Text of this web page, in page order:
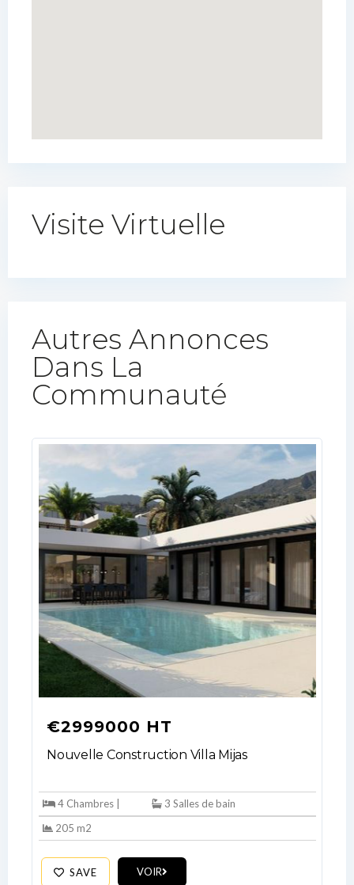
Visite Virtuelle
Autres Annonces
Dans La
Communauté​
€2999000 HT
Nouvelle Construction Villa Mijas
4 Chambres |
3 Salles de bain
205 m2
SAVE VOIR